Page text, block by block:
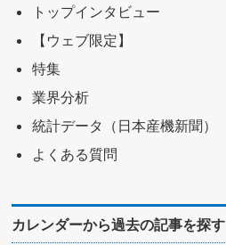
トップインタビュー
【ウェブ限定】
特集
業界分析
統計データ（日本産機新聞）
よくある質問
カレンダーから過去の記事を探す